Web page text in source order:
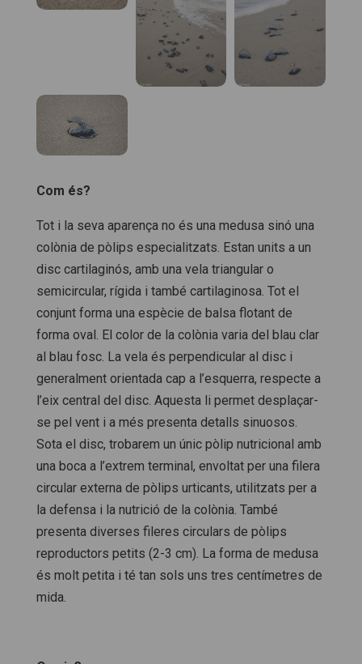
Com és?
Tot i la seva aparença no és una medusa sinó una
colònia de pòlips especialitzats. Estan units a un
disc cartilaginós, amb una vela triangular o
semicircular, rígida i també cartilaginosa. Tot el
conjunt forma una espècie de balsa flotant de
forma oval. El color de la colònia varia del blau clar
al blau fosc. La vela és perpendicular al disc i
generalment orientada cap a l’esquerra, respecte a
l’eix central del disc. Aquesta li permet desplaçar-
se pel vent i a més presenta detalls sinuosos.
Sota el disc, trobarem un únic pòlip nutricional amb
una boca a l’extrem terminal, envoltat per una filera
circular externa de pòlips urticants, utilitzats per a
la defensa i la nutrició de la colònia. També
presenta diverses fileres circulars de pòlips
reproductors petits (2-3 cm). La forma de medusa
és molt petita i té tan sols uns tres centímetres de
mida.